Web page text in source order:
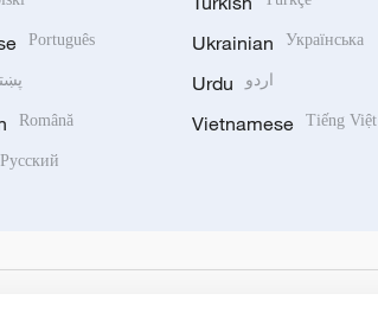
Português
Română
Русский
Ukrainian Українська
Urdu اردو
Vietnamese Tiếng Việt